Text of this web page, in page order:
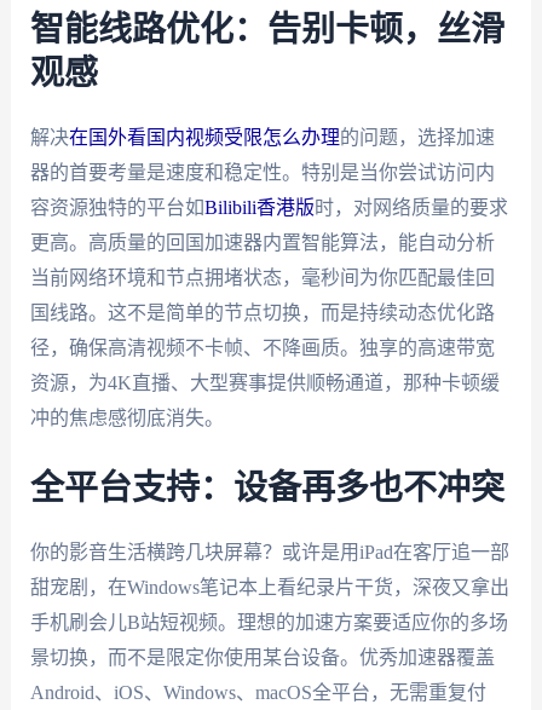
智能线路优化：告别卡顿，丝滑
观感
解决在国外看国内视频受限怎么办理的问题，选择加速
器的首要考量是速度和稳定性。特别是当你尝试访问内
容资源独特的平台如Bilibili香港版时，对网络质量的要求
更高。高质量的回国加速器内置智能算法，能自动分析
当前网络环境和节点拥堵状态，毫秒间为你匹配最佳回
国线路。这不是简单的节点切换，而是持续动态优化路
径，确保高清视频不卡帧、不降画质。独享的高速带宽
资源，为4K直播、大型赛事提供顺畅通道，那种卡顿缓
冲的焦虑感彻底消失。
全平台支持：设备再多也不冲突
你的影音生活横跨几块屏幕？或许是用iPad在客厅追一部
甜宠剧，在Windows笔记本上看纪录片干货，深夜又拿出
手机刷会儿B站短视频。理想的加速方案要适应你的多场
景切换，而不是限定你使用某台设备。优秀加速器覆盖
Android、iOS、Windows、macOS全平台，无需重复付